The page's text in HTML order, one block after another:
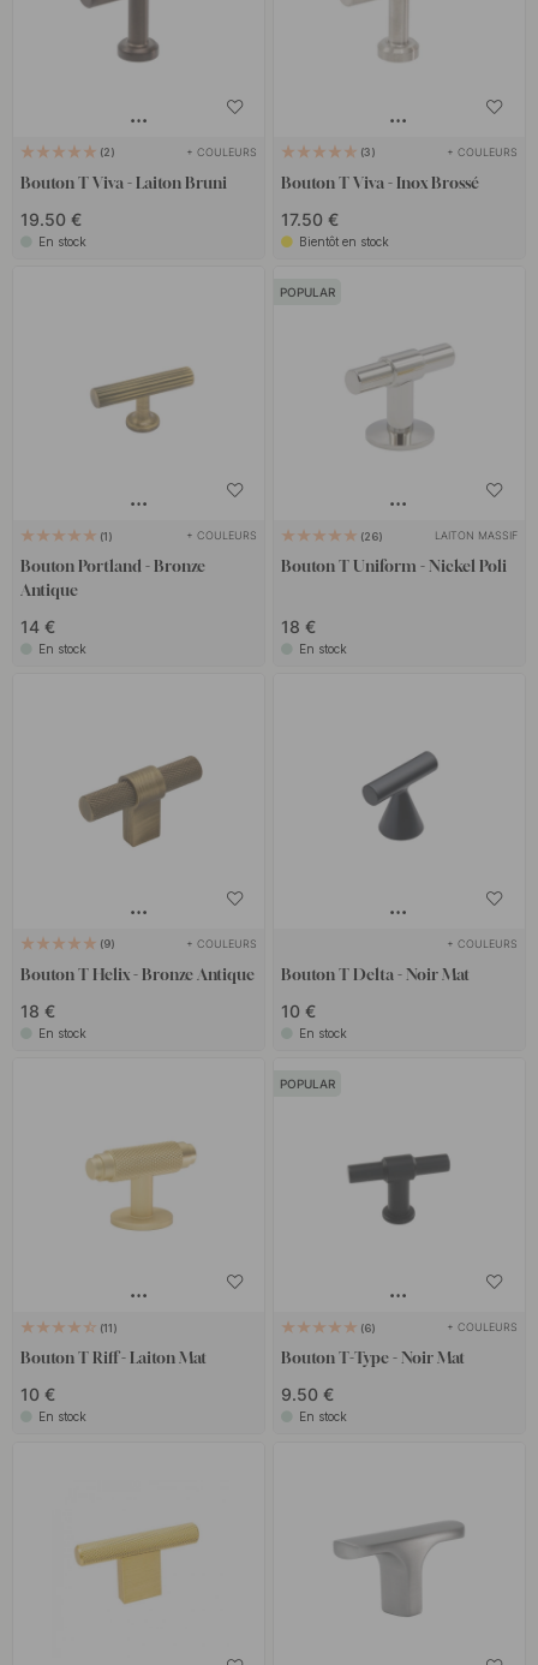
2 + COULEURS
Bouton T Viva - Laiton Bruni
19.50 €
En stock
3 + COULEURS
Bouton T Viva - Inox Brossé
17.50 €
Bientôt en stock
1 + COULEURS
Bouton Portland - Bronze
Antique
14 €
En stock
POPULAR
26 LAITON MASSIF
Bouton T Uniform - Nickel Poli
18 €
En stock
9 + COULEURS
Bouton T Helix - Bronze Antique
18 €
En stock
+ COULEURS
Bouton T Delta - Noir Mat
10 €
En stock
11
Bouton T Riff - Laiton Mat
10 €
En stock
POPULAR
6 + COULEURS
Bouton T-Type - Noir Mat
9.50 €
En stock